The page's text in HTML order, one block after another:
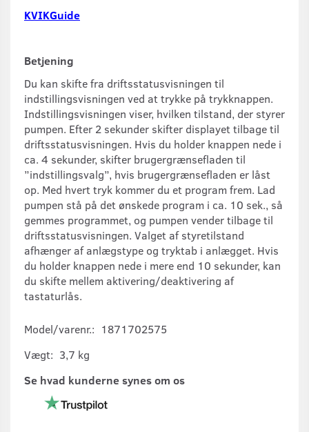
KVIKGuide
Betjening
Du kan skifte fra driftsstatusvisningen til
indstillingsvisningen ved at trykke på trykknappen.
Indstillingsvisningen viser, hvilken tilstand, der styrer
pumpen. Efter 2 sekunder skifter displayet tilbage til
driftsstatusvisningen. Hvis du holder knappen nede i
ca. 4 sekunder, skifter brugergrænsefladen til
”indstillingsvalg”, hvis brugergrænsefladen er låst
op. Med hvert tryk kommer du et program frem. Lad
pumpen stå på det ønskede program i ca. 10 sek., så
gemmes programmet, og pumpen vender tilbage til
driftsstatusvisningen. Valget af styretilstand
afhænger af anlægstype og tryktab i anlægget. Hvis
du holder knappen nede i mere end 10 sekunder, kan
du skifte mellem aktivering/deaktivering af
tastaturlås.
Model/varenr.: 1871702575
Vægt: 3,7 kg
Se hvad kunderne synes om os